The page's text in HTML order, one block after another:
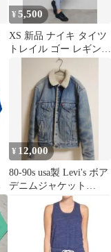
¥5,500
XS 新品 ナイキ タイツ
トレイル ゴー レギンス
スポーツタイツ ハイラ
¥ 12,000
80-90s usa製 Levi's ボア
デニムジャケット